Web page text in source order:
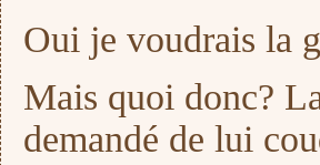
Oui je voudrais la
Mais quoi donc?
demandé de lui